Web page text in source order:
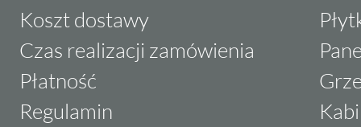
Koszt dostawy
Czas realizacji zamówienia
Płatność
Regulamin